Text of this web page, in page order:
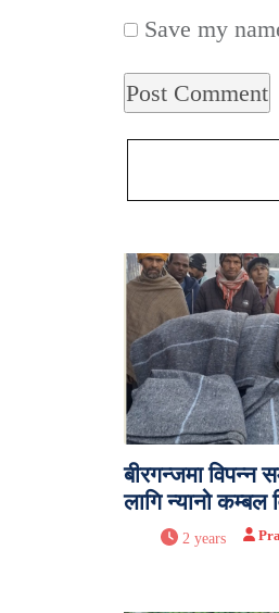
Save my
बीरगन्जमा विपन्न
लागि न्यानो कम्बल
2 years